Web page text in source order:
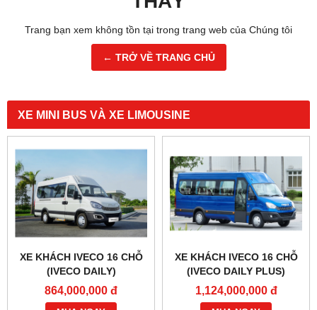
Trang bạn xem không tồn tại trong trang web của Chúng tôi
← TRỞ VỀ TRANG CHỦ
XE MINI BUS VÀ XE LIMOUSINE
XE KHÁCH IVECO 16 CHỖ
(IVECO DAILY)
864,000,000 đ
XE KHÁCH IVECO 16 CHỖ
(IVECO DAILY PLUS)
1,124,000,000 đ